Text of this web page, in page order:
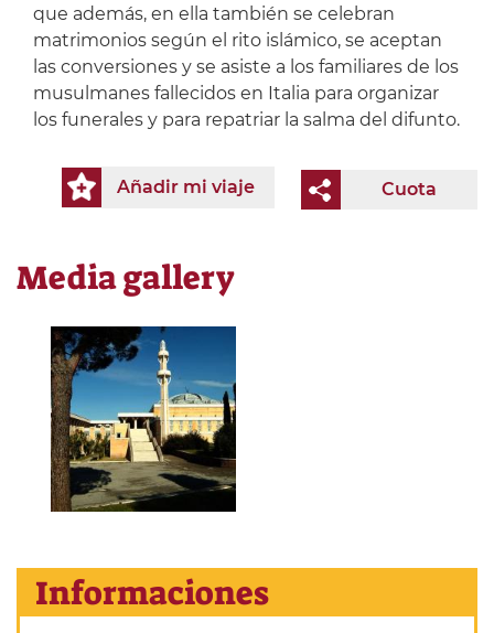
que además, en ella también se celebran
matrimonios según el rito islámico, se aceptan
las conversiones y se asiste a los familiares de los
musulmanes fallecidos en Italia para organizar
los funerales y para repatriar la salma del difunto.
Cuota
Añadir mi viaje
Media gallery
Informaciones